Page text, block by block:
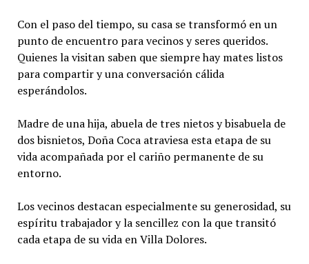
Con el paso del tiempo, su casa se transformó en un
punto de encuentro para vecinos y seres queridos.
Quienes la visitan saben que siempre hay mates listos
para compartir y una conversación cálida
esperándolos.
Madre de una hija, abuela de tres nietos y bisabuela de
dos bisnietos, Doña Coca atraviesa esta etapa de su
vida acompañada por el cariño permanente de su
entorno.
Los vecinos destacan especialmente su generosidad, su
espíritu trabajador y la sencillez con la que transitó
cada etapa de su vida en Villa Dolores.